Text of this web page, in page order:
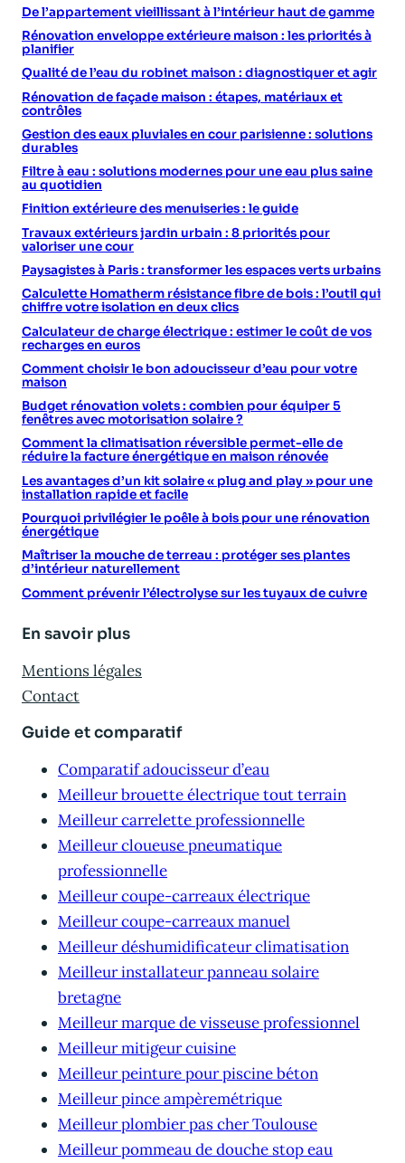
De l’appartement vieillissant à l’intérieur haut de gamme
Rénovation enveloppe extérieure maison : les priorités à
planifier
Qualité de l’eau du robinet maison : diagnostiquer et agir
Rénovation de façade maison : étapes, matériaux et
contrôles
Gestion des eaux pluviales en cour parisienne : solutions
durables
Filtre à eau : solutions modernes pour une eau plus saine
au quotidien
Finition extérieure des menuiseries : le guide
Travaux extérieurs jardin urbain : 8 priorités pour
valoriser une cour
Paysagistes à Paris : transformer les espaces verts urbains
Calculette Homatherm résistance fibre de bois : l’outil qui
chiffre votre isolation en deux clics
Calculateur de charge électrique : estimer le coût de vos
recharges en euros
Comment choisir le bon adoucisseur d’eau pour votre
maison
Budget rénovation volets : combien pour équiper 5
fenêtres avec motorisation solaire ?
Comment la climatisation réversible permet-elle de
réduire la facture énergétique en maison rénovée
Les avantages d’un kit solaire « plug and play » pour une
installation rapide et facile
Pourquoi privilégier le poêle à bois pour une rénovation
énergétique
Maîtriser la mouche de terreau : protéger ses plantes
d’intérieur naturellement
Comment prévenir l’électrolyse sur les tuyaux de cuivre
En savoir plus
Mentions légales
Contact
Guide et comparatif
Comparatif adoucisseur d’eau
Meilleur brouette électrique tout terrain
Meilleur carrelette professionnelle
Meilleur cloueuse pneumatique
professionnelle
Meilleur coupe-carreaux électrique
Meilleur coupe-carreaux manuel
Meilleur déshumidificateur climatisation
Meilleur installateur panneau solaire
bretagne
Meilleur marque de visseuse professionnel
Meilleur mitigeur cuisine
Meilleur peinture pour piscine béton
Meilleur pince ampèremétrique
Meilleur plombier pas cher Toulouse
Meilleur pommeau de douche stop eau